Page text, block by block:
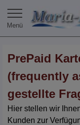
PrePaid
(frequently
gestellte
Hier stellen wir
Kunden zur